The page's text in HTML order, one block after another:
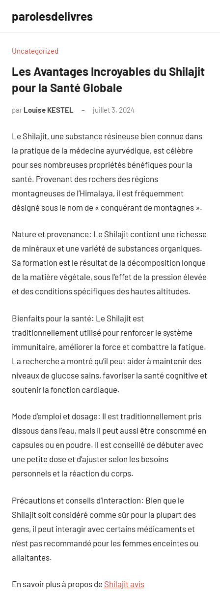
contenu
parolesdelivres
Uncategorized
Les Avantages Incroyables du Shilajit
pour la Santé Globale
par Louise KESTEL juillet 3, 2024
Le Shilajit, une substance résineuse bien connue dans
la pratique de la médecine ayurvédique, est célèbre
pour ses nombreuses propriétés bénéfiques pour la
santé. Provenant des rochers des régions
montagneuses de l’Himalaya, il est fréquemment
désigné sous le nom de « conquérant de montagnes ».
Nature et provenance: Le Shilajit contient une richesse
de minéraux et une variété de substances organiques.
Sa formation est le résultat de la décomposition longue
de la matière végétale, sous l’effet de la pression élevée
et des conditions spécifiques des hautes altitudes.
Bienfaits pour la santé: Le Shilajit est
traditionnellement utilisé pour renforcer le système
immunitaire, améliorer la force et combattre la fatigue.
La recherche a montré qu’il peut aider à maintenir des
niveaux de glucose sains, favoriser la santé cognitive et
soutenir la fonction cardiaque.
Mode d’emploi et dosage: Il est traditionnellement pris
dissous dans l’eau, mais il peut aussi être consommé en
capsules ou en poudre. Il est conseillé de débuter avec
une petite dose et d’ajuster selon les besoins
personnels et la réaction du corps.
Précautions et conseils d’interaction: Bien que le
Shilajit soit considéré comme sûr pour la plupart des
gens, il peut interagir avec certains médicaments et
n’est pas recommandé pour les femmes enceintes ou
allaitantes.
En savoir plus à propos de Shilajit avis